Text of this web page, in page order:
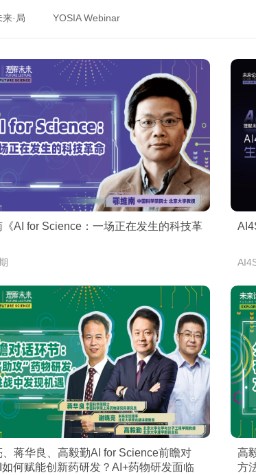
来·局 YOSIA Webinar
《AI for Science：一场正在发生的科技革
、蒋华良、高毅勤AI for Science前瞻对
何赋能创新药研发？AI+药物研发面临
高
方